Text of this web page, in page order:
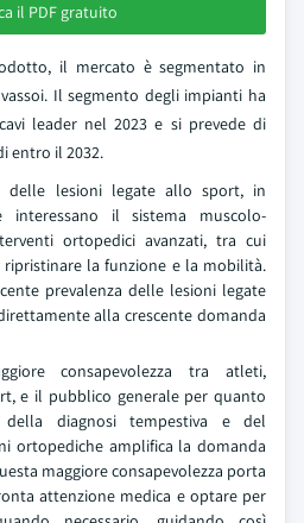
il PDF gratuito
il mercato è segmentato in
Il segmento degli impianti ha
leader nel 2023 e si prevede di
entro il 2032.
delle lesioni legate allo sport, in
interessano il sistema muscolo-
ortopedici avanzati, tra cui
la funzione e la mobilità.
prevalenza delle lesioni legate
alla crescente domanda
consapevolezza tra atleti,
e il pubblico generale per quanto
della diagnosi tempestiva e del
ortopediche amplifica la domanda
maggiore consapevolezza porta
attenzione medica e optare per